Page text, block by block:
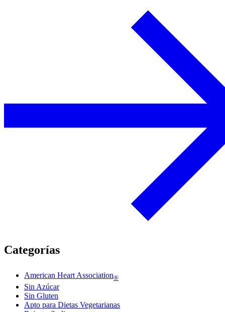
Categorías
American Heart Association®
Sin Azúcar
Sin Gluten
Apto para Dietas Vegetarianas